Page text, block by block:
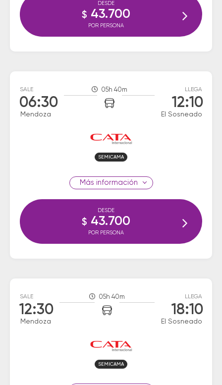
DESDE
$ 43.700
POR PERSONA
SALE
06:30
Mendoza
05h 40m LLEGA
12:10
El Sosneado
SEMICAMA
información
DESDE
$ 43.700
POR PERSONA
SALE
12:30
Mendoza
05h 40m LLEGA
18:10
El Sosneado
SEMICAMA